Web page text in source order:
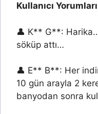
Kullanıcı Yorumları
👤 K** G**:
söküp attı…
👤 E** B**: Her
10 gün arayla 2
banyodan sonra